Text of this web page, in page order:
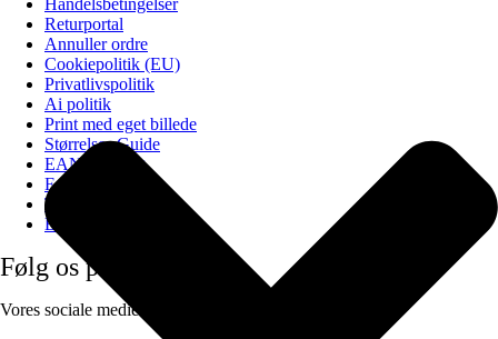
Returportal
Annuller ordre
Cookiepolitik (EU)
Privatlivspolitik
Ai politik
Print med eget billede
Størrelses Guide
EAN Betaling
F.A.Q
Tilmeld nyhedsbrev
Blog
Følg os på
Vores sociale medier: